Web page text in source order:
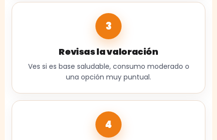
3
Revisas la valoración
Ves si es base saludable, consumo moderado o
una opción muy puntual.
4